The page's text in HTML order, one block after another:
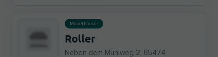
Möbelhäuser
Roller
Neben dem Mühlweg 2, 65474